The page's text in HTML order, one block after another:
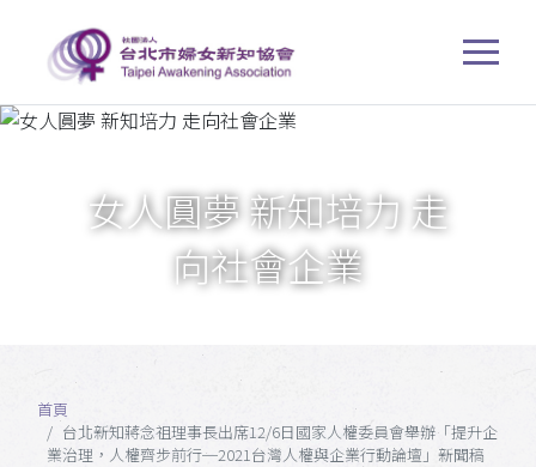
女人圓夢 新知培力 走
向社會企業
首頁
台北新知蔣念祖理事長出席12/6日國家人權委員會舉辦「提升企
業治理，人權齊步前行─2021台灣人權與企業行動論壇」新聞稿